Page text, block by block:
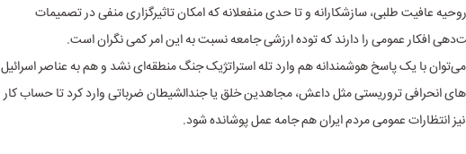
عافیت طلبی، سازشکارانه و تا حدی منفعلانه‌ که امکان تاثیرگزاری منفی در تصمیمات
افکار عمومی را دارند که توده ارزشی جامعه نسبت به این امر کمی نگران است.
با یک پاسخ هوشمندانه هم وارد تله استراتژیک جنگ منطقه‌ای نشد و هم به عناصر اسرائیل
انحرافی تروریستی مثل داعش، مجاهدین خلق یا جندالشیطان ضرباتی وارد کرد تا حساب کار
انتظارات عمومی مردم ایران هم جامه عمل پوشانده شود.